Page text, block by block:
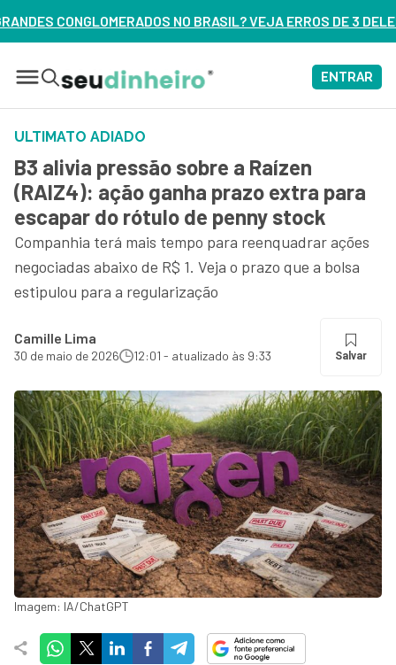
BRASIL? VEJA ERROS DE 3 DELES – ASSISTA AGORA
ENTRAR
ULTIMATO ADIADO
B3 alivia pressão sobre a Raízen
(RAIZ4): ação ganha prazo extra para
escapar do rótulo de penny stock
Companhia terá mais tempo para reenquadrar ações
negociadas abaixo de R$ 1. Veja o prazo que a bolsa
estipulou para a regularização
Camille Lima
30 de maio de 2026 12:01 - atualizado às 9:33 Salvar
Imagem: IA/ChatGPT